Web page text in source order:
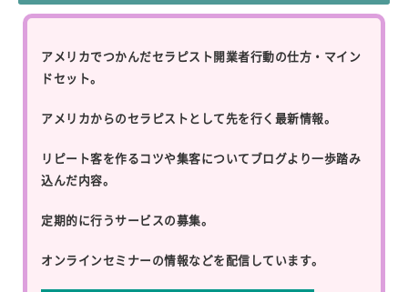
アメリカでつかんだセラピスト開業者行動の仕方・マイン
ドセット。
アメリカからのセラピストとして先を行く最新情報。
リピート客を作るコツや集客についてブログより一歩踏み
込んだ内容。
定期的に行うサービスの募集。
オンラインセミナーの情報などを配信しています。